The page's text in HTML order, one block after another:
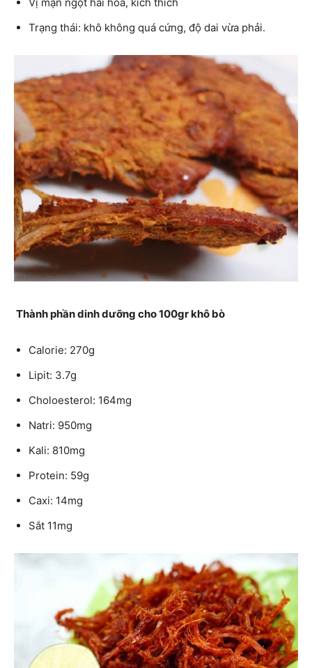
Trạng thái: khô không quá cứng, độ dai vừa phải.
Thành phần dinh dưỡng cho 100gr khô bò
Calorie: 270g
Lipit: 3.7g
Choloesterol: 164mg
Natri: 950mg
Kali: 810mg
Protein: 59g
Caxi: 14mg
Sắt 11mg